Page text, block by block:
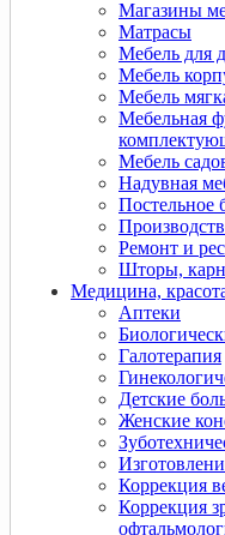
Магазины
Матрасы
Мебель для
Мебель
Мебель
Мебельная
Мебель
Надувная
Постельное
Ремонт и
Шторы,
Медицина,
Аптеки
Галотерапия
Детские
Женские
Коррекция
Коррекция